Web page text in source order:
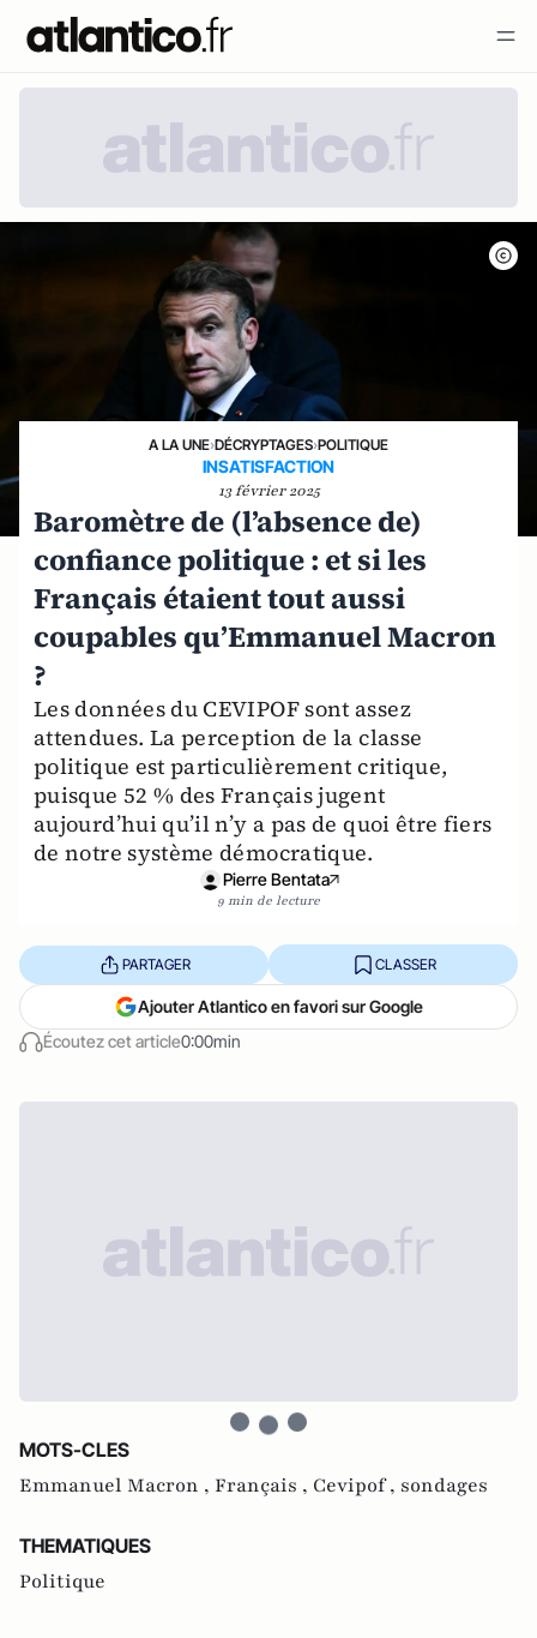
A LA UNE›DÉCRYPTAGES›POLITIQUE
INSATISFACTION
13 février 2025
Baromètre de (l’absence de)
confiance politique : et si les
Français étaient tout aussi
coupables qu’Emmanuel Macron
?
Les données du CEVIPOF sont assez
attendues. La perception de la classe
politique est particulièrement critique,
puisque 52 % des Français jugent
aujourd’hui qu’il n’y a pas de quoi être fiers
de notre système démocratique.
Pierre Bentata
9 min de lecture
Écoutez cet article0:00min
PARTAGER CLASSER
Ajouter Atlantico en favori sur Google
MOTS-CLES
Emmanuel Macron , Français , Cevipof , sondages
THEMATIQUES
Politique